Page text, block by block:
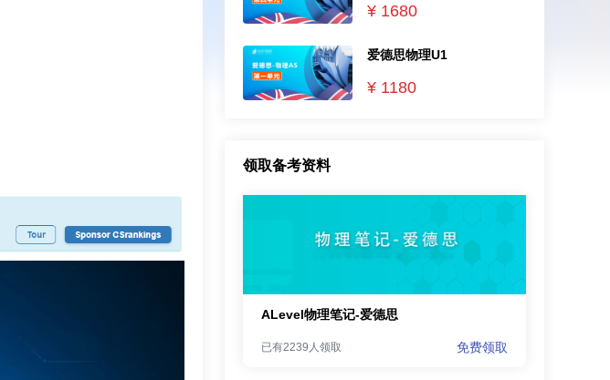
¥ 1680
爱德思物理U1
¥ 1180
领取备考资料
ALevel物理笔记-爱德思
已有2239人领取 免费领取